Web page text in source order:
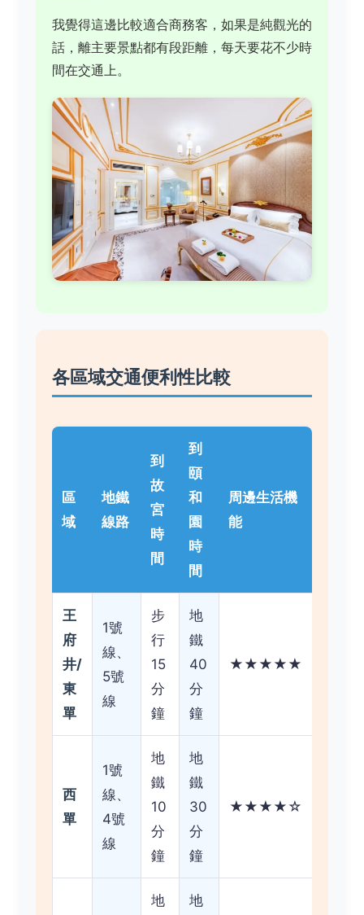
我覺得這邊比較適合商務客，如果是純觀光的
話，離主要景點都有段距離，每天要花不少時
間在交通上。
各區域交通便利性比較
區
域
地鐵
線路
到
故
宮
時
間
到
頤
和
園
時
間
周邊生活機
能
王
府
井/
東
單
1號
線、
5號
線
步
行
15
分
鐘
地
鐵
40
分
鐘
★★★★★
西
單
1號
線、
4號
線
地
鐵
10
分
鐘
地
鐵
30
分
鐘
★★★★☆
地
地